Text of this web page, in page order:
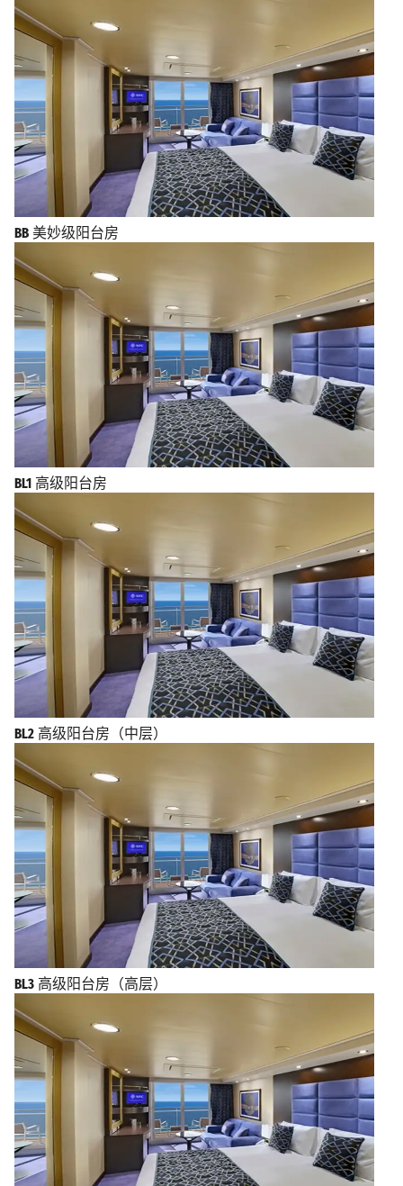
BB 美妙级阳台房
BL1 高级阳台房
BL2 高级阳台房（中层）
BL3 高级阳台房（高层）